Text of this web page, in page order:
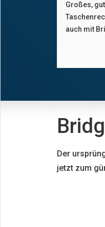
Großes,
auch mit
Der
jetzt zum